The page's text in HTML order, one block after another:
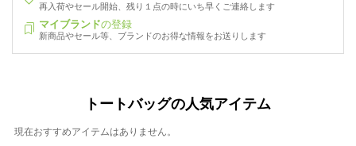
再入荷やセール開始、残り１点の時にいち早くご連絡します
マイブランドの登録
新商品やセール等、ブランドのお得な情報をお送りします
トートバッグの人気アイテム
現在おすすめアイテムはありません。